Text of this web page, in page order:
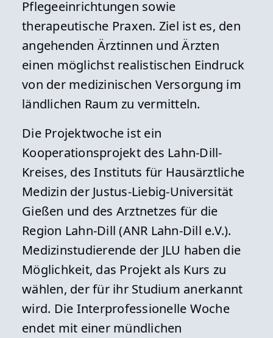
Pflegeeinrichtungen sowie
therapeutische Praxen. Ziel ist es, den
angehenden Ärztinnen und Ärzten
einen möglichst realistischen Eindruck
von der medizinischen Versorgung im
ländlichen Raum zu vermitteln.
Die Projektwoche ist ein
Kooperationsprojekt des Lahn-Dill-
Kreises, des Instituts für Hausärztliche
Medizin der Justus-Liebig-Universität
Gießen und des Arztnetzes für die
Region Lahn-Dill (ANR Lahn-Dill e.V.).
Medizinstudierende der JLU haben die
Möglichkeit, das Projekt als Kurs zu
wählen, der für ihr Studium anerkannt
wird. Die Interprofessionelle Woche
endet mit einer mündlichen